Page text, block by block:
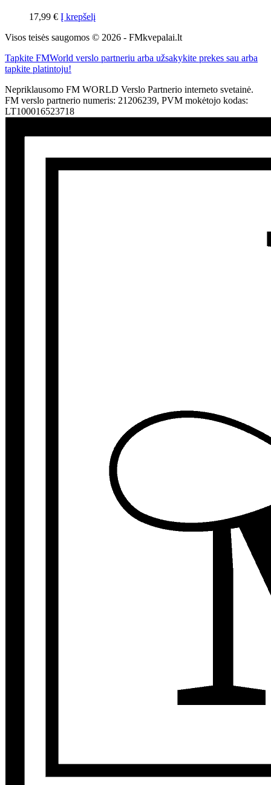
17,99 € Į krepšelį
Visos teisės saugomos © 2026 - FMkvepalai.lt
Tapkite FMWorld verslo partneriu arba užsakykite prekes sau arba
tapkite platintoju!
Nepriklausomo FM WORLD Verslo Partnerio interneto svetainė.
FM verslo partnerio numeris: 21206239, PVM mokėtojo kodas:
LT100016523718